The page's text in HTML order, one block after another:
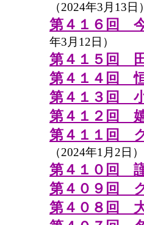
（2024年3月13日）
第４１６回
年3月12日）
第４１５回
第４１４回
第４１３回
第４１２回
第４１１回
（2024年1月2日）
第４１０回
第４０９回
第４０８回